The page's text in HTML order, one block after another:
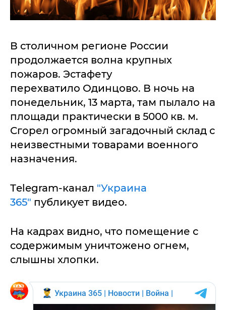
В столичном регионе России
продолжается волна крупных
пожаров. Эстафету
перехватило Одинцово. В ночь на
понедельник, 13 марта, там пылало на
площади практически в 5000 кв. м.
Сгорел огромный загадочный склад с
неизвестными товарами военного
назначения.
Тelegram-канал "Украина
365" публикует видео.
На кадрах видно, что помещение с
содержимым уничтожено огнем,
слышны хлопки.